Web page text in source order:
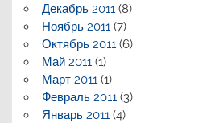
Декабрь 2011(8)
Ноябрь 2011(7)
Октябрь 2011(6)
Май 2011(1)
Март 2011(1)
Февраль 2011(3)
Январь 2011(4)